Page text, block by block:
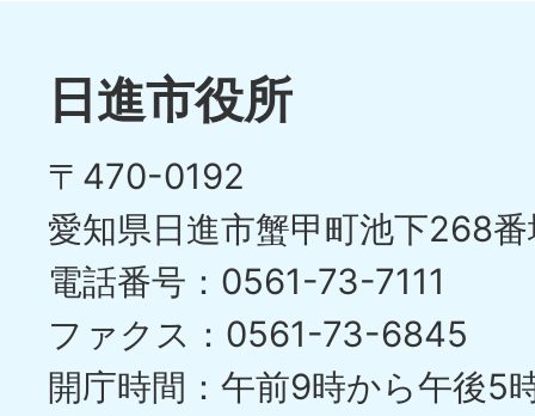
イ
目
の
ス
ラ
イ
ド
日進市役所
〒470-0192
愛知県日進市蟹甲町池下268
電話番号：0561-73-7111
ファクス：0561-73-6845
開庁時間：午前9時から午後5